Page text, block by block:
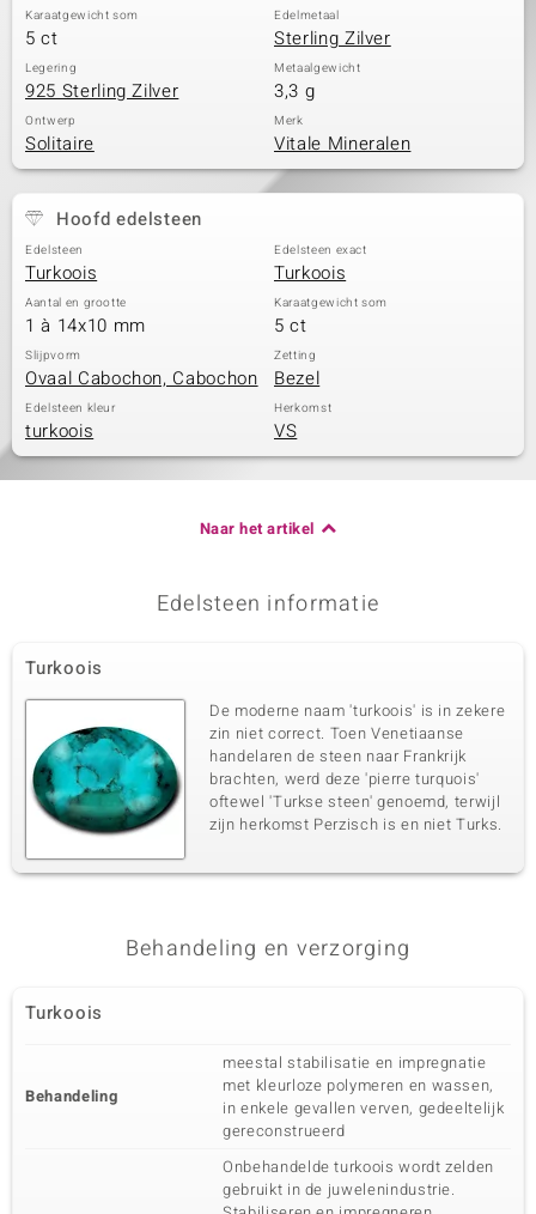
Karaatgewicht som
5 ct
Edelmetaal
Sterling Zilver
Legering
925 Sterling Zilver
Metaalgewicht
3,3 g
Ontwerp
Solitaire
Merk
Vitale Mineralen
Hoofd edelsteen
Edelsteen
Turkoois
Edelsteen exact
Turkoois
Aantal en grootte
1 à 14x10 mm
Karaatgewicht som
5 ct
Slijpvorm
Ovaal Cabochon, Cabochon
Zetting
Bezel
Edelsteen kleur
turkoois
Herkomst
VS
Naar het artikel
Edelsteen informatie
Turkoois
De moderne naam 'turkoois' is in zekere
zin niet correct. Toen Venetiaanse
handelaren de steen naar Frankrijk
brachten, werd deze 'pierre turquois'
oftewel 'Turkse steen' genoemd, terwijl
zijn herkomst Perzisch is en niet Turks.
Behandeling en verzorging
Turkoois
Behandeling
meestal stabilisatie en impregnatie
met kleurloze polymeren en wassen,
in enkele gevallen verven, gedeeltelijk
gereconstrueerd
Onbehandelde turkoois wordt zelden
gebruikt in de juwelenindustrie.